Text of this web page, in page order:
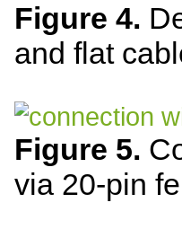
Figure 4.
and flat
Figure 5.
via 20-pin